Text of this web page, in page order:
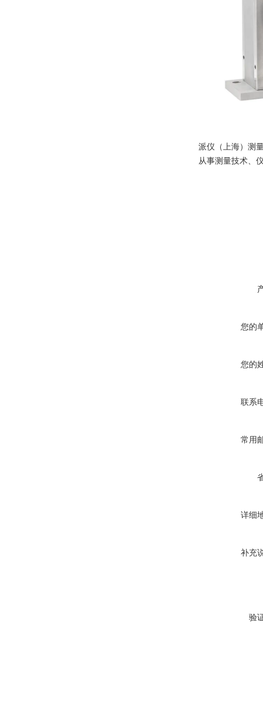
派仪（上海）测
从事测量技术、
您的
您的
联系
常用
详细
补充
验